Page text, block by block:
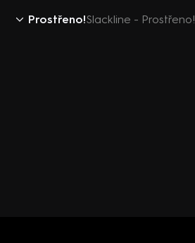
Prostřeno!Slackline - Prostřeno!